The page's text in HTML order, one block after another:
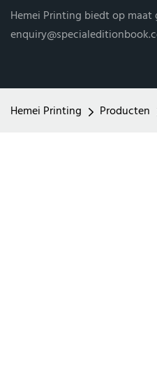
Hemei Printing biedt op
Hemei Printing Producten